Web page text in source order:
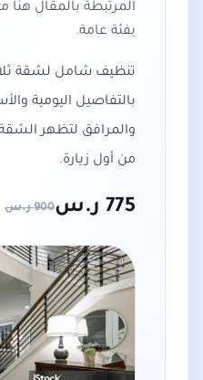
المرتبطة بالمقال هنا
بفئة عامة.
تنظيف شامل لشقة
بالتفاصيل اليومية
والمرافق لتظهر
من أول زيارة.
775 ر.س900ر.س